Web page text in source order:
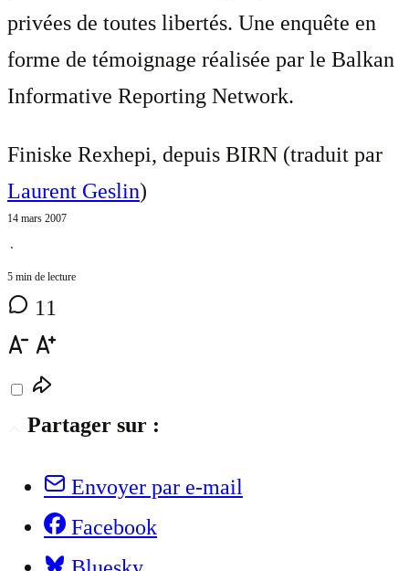
privées de toutes libertés. Une enquête en
forme de témoignage réalisée par le Balkan
Informative Reporting Network.
Finiske Rexhepi, depuis BIRN (traduit par
Laurent Geslin)
14 mars 2007
⋅
5 min de lecture
11
Partager sur :
Envoyer par e-mail
Facebook